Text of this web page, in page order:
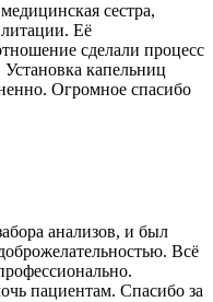
сестра,
Её
сделали процесс
капельниц
Огромное спасибо
анализов, и был
Всё
пациентам. Спасибо за